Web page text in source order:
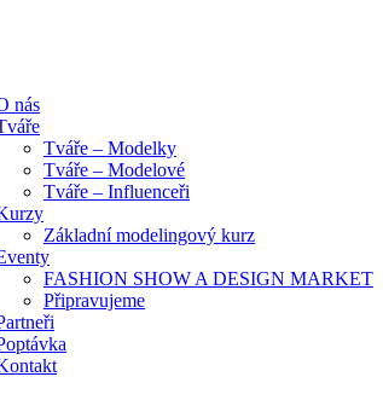
nás
Tváře – Modelky
Tváře – Modelové
Tváře – Influenceři
Základní modelingový kurz
FASHION SHOW A DESIGN MARKET
Připravujeme